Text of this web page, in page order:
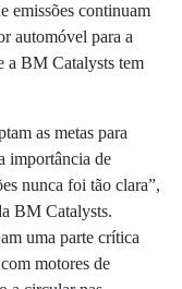
emissões continuam
automóvel para a
a BM Catalysts tem
as metas para
importância de
nunca foi tão clara”,
BM Catalysts.
uma parte crítica
motores de